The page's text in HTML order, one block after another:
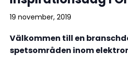
19 november, 2019
Välkommen till en
spetsområden inom